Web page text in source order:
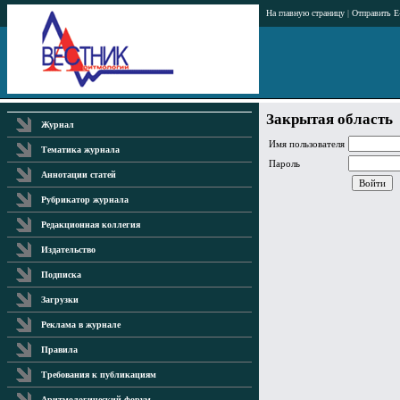
На главную страницу | Отправить
Журнал
Тематика журнала
Аннотации статей
Рубрикатор журнала
Редакционная коллегия
Издательство
Подписка
Загрузки
Реклама в журнале
Правила
Требования к публикациям
Закрытая область
Имя пользователя
Пароль